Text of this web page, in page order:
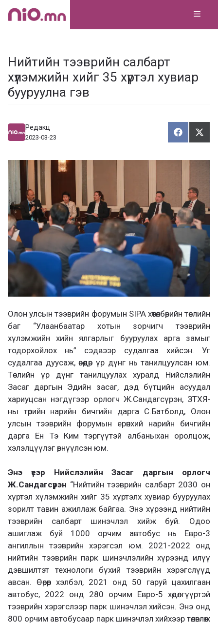
Skip
Нийтийн тээврийн салбарт
хүлэмжийн хийг 35 хүртэл хувиар
бууруулна гэв
Редакц
2023-03-23
Х
у
а
х
Т
ү
э
Олон улсын тээврийн форумын SIPA хөтөлбөрийн төслийн
баг “Улаанбаатар хотын зорчигч тээврийн
хүлэмжийн хийн ялгарлыг бууруулах арга замыг
тодорхойлох нь” сэдвээр судалгаа хийсэн. Уг
судалгаа дуусаж, өнөөдөр үр дүнг нь танилцуулсан юм.
Төслийн үр дүнг танилцуулах хуралд Нийслэлийн
Засаг даргын Эдийн засаг, дэд бүтцийн асуудал
хариуцсан нэгдүгээр орлогч Ж.Сандагсүрэн, ЗТХЯ-
ны төрийн нарийн бичгийн дарга С.Батболд, Олон
улсын тээврийн форумын ерөнхий нарийн бичгийн
дарга Ён Тэ Ким тэргүүтэй албаныхан оролцож,
хэлэлцүүлэг өрнүүлсэн юм.
Энэ үеэр Нийслэлийн Засаг даргын орлогч
Ж.Сандагсүрэн “Нийтийн тээврийн салбарт 2030 он
хүртэл хүлэмжийн хийг 35 хүртэлх хувиар бууруулах
зорилт тавин ажиллаж байгаа. Энэ хүрээнд нийтийн
тээврийн салбарт шинэчлэл хийж буй. Одоо
ашиглаж буй 1000 орчим автобус нь Евро-3
ангиллын тээврийн хэрэгсэл юм. 2021-2022 онд
нийтийн тээврийн парк шинэчлэлийн хүрээнд илүү
дэвшилтэт технологи бүхий тээврийн хэрэгслүүд
авсан. Өөрөөр хэлбэл, 2021 онд 50 гаруй цахилгаан
автобус, 2022 онд 280 орчим Евро-5 хөдөлгүүртэй
тээврийн хэрэгслээр парк шинэчлэл хийсэн. Энэ онд
800 орчим автобусаар парк шинэчлэл хийхээр төлөвлөж